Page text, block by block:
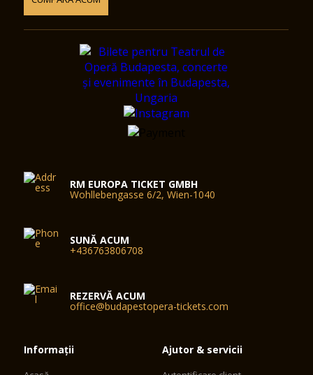
RM EUROPA TICKET GMBH
Wohllebengasse 6/2, Wien-1040
SUNĂ ACUM
+436763806708
REZERVĂ ACUM
office@budapestopera-tickets.com
Informații Ajutor & servicii